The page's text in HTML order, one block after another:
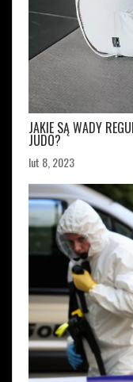
JAKIE SĄ WADY
JUDO?
lut 8, 2023